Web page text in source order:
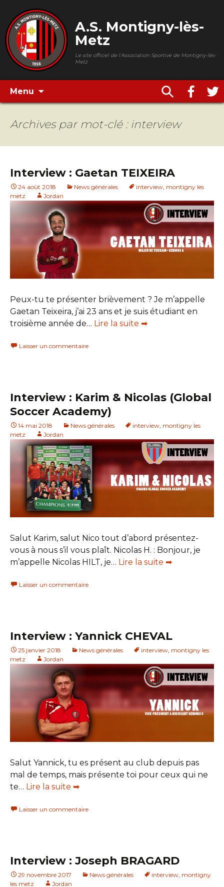
A.S. Montigny-lès-
Metz
Le site officiel de l'Association Sportive de Montigny-lès-
Metz
Menu
Archives par mot-clé : interview
Interview : Gaetan TEIXEIRA
24 août 2018 News générales interview, montigny les
metz
Jordan
Peux-tu te présenter brièvement ? Je m’appelle
Gaetan Teixeira, j’ai 23 ans et je suis étudiant en
troisième année de… Lire la suite ➡
Laisser un commentaire
Interview : Karim & Nicolas (Global
Soccer Academy)
14 mai 2018 News générales interview montigny les
metz
Jordan
Salut Karim, salut Nico tout d’abord présentez-
vous à nous s’il vous plaît. Nicolas H. : Bonjour, je
m’appelle Nicolas HILT, je… Lire la suite ➡
Laisser un commentaire
Interview : Yannick CHEVAL
25 janvier 2018 News générales interview montigny les
metz
Jordan
Salut Yannick, tu es présent au club depuis pas
mal de temps, mais présente toi pour ceux qui ne
te… Lire la suite ➡
Laisser un commentaire
Interview : Joseph BRAGARD
29 novembre 2017 News générales interview montigny
les metz
Jordan